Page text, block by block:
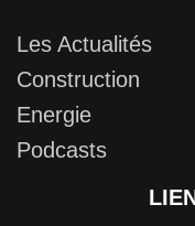
Les Actualités
Construction
Energie
Podcasts